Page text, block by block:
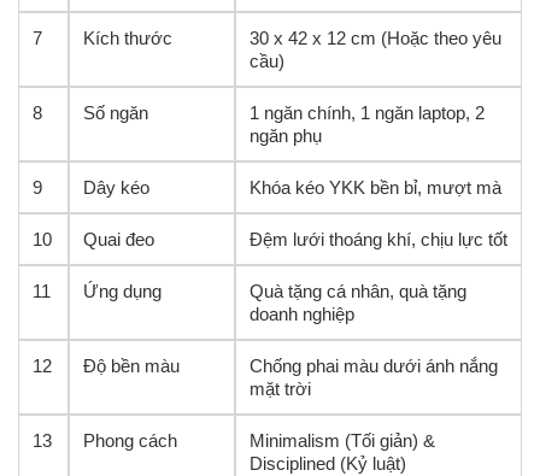
7 Kích thước
30 x 42 x 12 cm (Hoặc theo yêu
cầu)
8 Số ngăn
1 ngăn chính, 1 ngăn laptop, 2
ngăn phụ
9 Dây kéo Khóa kéo YKK bền bỉ, mượt mà
10 Quai đeo Đệm lưới thoáng khí, chịu lực tốt
11 Ứng dụng
Quà tặng cá nhân, quà tặng
doanh nghiệp
12 Độ bền màu
Chống phai màu dưới ánh nắng
mặt trời
13 Phong cách
Minimalism (Tối giản) &
Disciplined (Kỷ luật)